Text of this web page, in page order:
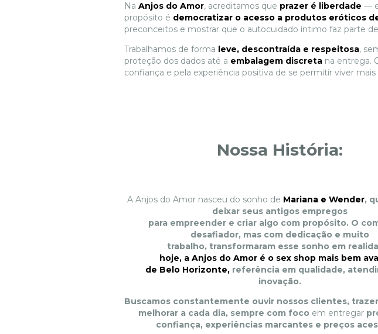
Na Anjos do Amor, acreditamos que prazer é liberdade —
propósito é democratizar o acesso a produtos eróticos
preconceitos e mostrar que o autocuidado íntimo faz parte
Trabalhamos de forma leve, descontraída e respeitosa,
proteção dos dados até a embalagem discreta na entrega.
confiança e pela experiência positiva de se permitir viver mais
Nossa História:
A Anjos do Amor nasceu do sonho de Mariana e Wender,
deixar seus antigos empregos
para empreender e criar algo com propósito. O
desafiador, mas com dedicação e muito
trabalho, transformaram esse sonho em
hoje, a Anjos do Amor é o sex shop mais bem
de Belo Horizonte,referência em qualidade,
inovação.
Buscamos constantemente ouvir nossos clientes,
melhorar a cada dia, sempre com foco em entregar
confiança, experiências marcantes e preços